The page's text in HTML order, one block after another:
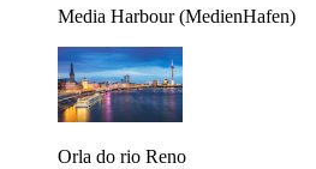
Media Harbour (MedienHafen)
Orla do rio Reno